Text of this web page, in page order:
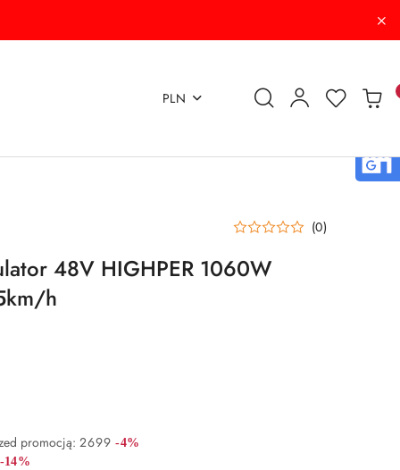
PLN
(0)
48V HIGHPER 1060W
h
promocją: 2699 Rabat:
-4%
-14%